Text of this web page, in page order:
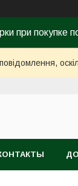
при покупке